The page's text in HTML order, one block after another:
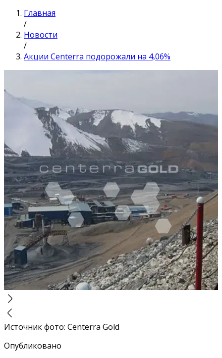
Главная
/
Новости
/
Акции Centerra подорожали на 4,06%
Источник фото: Centerra Gold
Опубликовано